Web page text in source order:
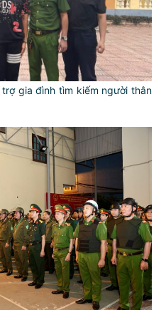
gia đình tìm kiếm người thân